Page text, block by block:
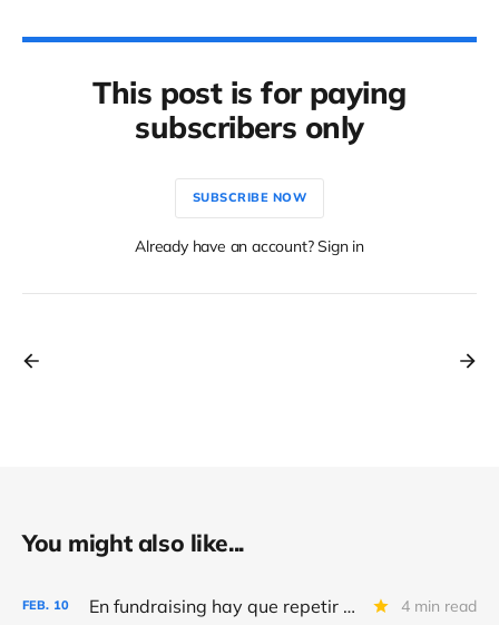
This post is for paying
subscribers only
SUBSCRIBE NOW
Already have an account? Sign in
You might also like...
FEB. 10 En fundraising hay que repetir y repetir, como en el día de la marmota 4 min read